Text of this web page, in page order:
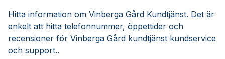
Hitta information om Vinberga Gård Kundtjänst. Det är
enkelt att hitta telefonnummer, öppettider och
recensioner för Vinberga Gård kundtjänst kundservice
och support..